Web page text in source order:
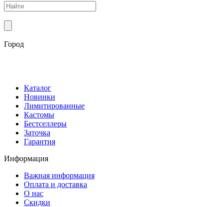
Город
Каталог
Новинки
Лимитированные
Кастомы
Бестселлеры
Заточка
Гарантия
Информация
Важная информация
Оплата и доставка
О нас
Скидки